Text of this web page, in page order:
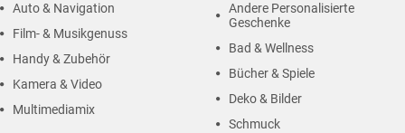
Auto & Navigation
Film- & Musikgenuss
Handy & Zubehör
Kamera & Video
Multimediamix
Andere Personalisierte
Geschenke
Bad & Wellness
Bücher & Spiele
Deko & Bilder
Schmuck